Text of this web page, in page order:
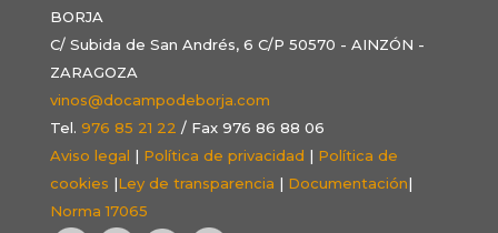
BORJA
C/ Subida de San Andrés, 6 C/P 50570 - AINZÓN -
ZARAGOZA
vinos@docampodeborja.com
Tel. 976 85 21 22 / Fax 976 86 88 06
Aviso legal | Política de privacidad | Política de
cookies |Ley de transparencia | Documentación|
Norma 17065